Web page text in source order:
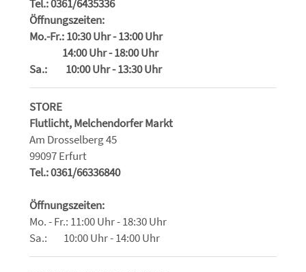
Tel.: 0361/6435336
Öffnungszeiten:
Mo.-Fr.: 10:30 Uhr - 13:00 Uhr
14:00 Uhr - 18:00 Uhr
Sa.: 10:00 Uhr - 13:30 Uhr
STORE
Flutlicht, Melchendorfer Markt
Am Drosselberg 45
99097 Erfurt
Tel.: 0361/66336840
Öffnungszeiten:
Mo. - Fr.: 11:00 Uhr - 18:30 Uhr
Sa.: 10:00 Uhr - 14:00 Uhr